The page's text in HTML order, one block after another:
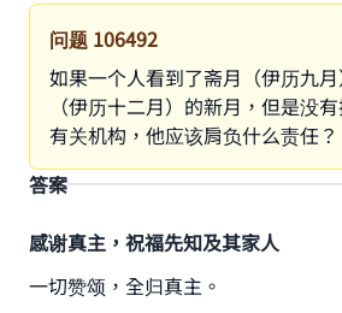
问题 106492
如果一个人看到了斋月（伊历九
（伊历十二月）的新月，但是没
有关机构，他应该肩负什么责任？
答案
感谢真主，祝福先知及其家人
一切赞颂，全归真主。